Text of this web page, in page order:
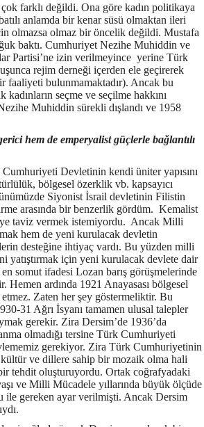
farklı değildi. Ona göre kadın politikaya
anlamda bir kenar süsü olmaktan ileri
olmazsa olmaz bir öncelik değildi. Mustafa
baktı. Cumhuriyet Nezihe Muhiddin ve
Partisi’ne izin verilmeyince yerine Türk
rejim derneği içerden ele geçirerek
faaliyeti bulunmamaktadır). Ancak bu
seçme ve seçilme hakkını
Muhiddin sürekli dışlandı ve 1958
hem de emperyalist güçlerle bağlantılı
Devletinin kendi üniter yapısını
bölgesel özerklik vb. kapsayıcı
Siyonist İsrail devletinin Filistin
arasında bir benzerlik gördüm. Kemalist
taviz vermek istemiyordu. Ancak Milli
hem de yeni kurulacak devletin
desteğine ihtiyaç vardı. Bu yüzden milli
yatıştırmak için yeni kurulacak devlete dair
somut ifadesi Lozan barış görüşmelerinde
ardında 1921 Anayasası bölgesel
etmez. Zaten her şey göstermeliktir. Bu
31 Ağrı İsyanı tamamen ulusal talepler
gerekir. Zira Dersim’de 1936’da
olmadığı tersine Türk Cumhuriyeti
gerekiyor. Zira Türk Cumhuriyetinin
kültür ve dillere sahip bir mozaik olma hali
tehdit oluşturuyordu. Ortak coğrafyadaki
ve Milli Mücadele yıllarında büyük ölçüde
ile gereken ayar verilmişti. Ancak Dersim